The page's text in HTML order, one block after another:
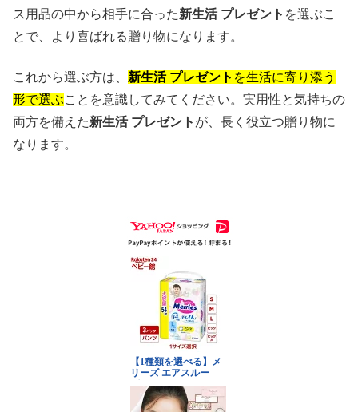
ス用品の中から相手に合った新生活 プレゼント を選ぶこ
とで、より喜ばれる贈り物になります。
これから選ぶ方は、 新生活 プレゼント を生活に寄り添う
形で選ぶことを意識してみてください。実用性と気持ちの
両方を備えた新生活 プレゼント が、長く役立つ贈り物に
なります。